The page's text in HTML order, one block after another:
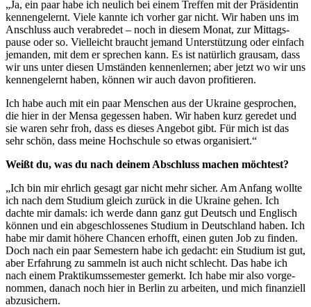
„Ja, ein paar habe ich neulich bei einem Treffen mit der Prä­si­dentin
ken­nen­ge­lernt. Viele kannte ich vorher gar nicht. Wir haben uns im
Anschluss auch ver­ab­redet – noch in diesem Monat, zur Mit­tags­
pause oder so. Viel­leicht braucht jemand Unter­stützung oder einfach
jemanden, mit dem er sprechen kann. Es ist natürlich grausam, dass
wir uns unter diesen Umständen ken­nen­lernen; aber jetzt wo wir uns
ken­nen­ge­lernt haben, können wir auch davon profitieren.
Ich habe auch mit ein paar Men­schen aus der Ukraine gesprochen,
die hier in der Mensa gegessen haben. Wir haben kurz geredet und
sie waren sehr froh, dass es dieses Angebot gibt. Für mich ist das
sehr schön, dass meine Hoch­schule so etwas organisiert.“
Weißt du, was du nach deinem Abschluss machen möchtest?
„Ich bin mir ehrlich gesagt gar nicht mehr sicher. Am Anfang wollte
ich nach dem Studium gleich zurück in die Ukraine gehen. Ich
dachte mir damals: ich werde dann ganz gut Deutsch und Eng­lisch
können und ein abge­schlos­senes Studium in Deutschland haben. Ich
habe mir damit höhere Chancen erhofft, einen guten Job zu finden.
Doch nach ein paar Semestern habe ich gedacht: ein Studium ist gut,
aber Erfahrung zu sammeln ist auch nicht schlecht. Das habe ich
nach einem Prak­ti­kums­se­mester gemerkt. Ich habe mir also vor­ge­
nommen, danach noch hier in Berlin zu arbeiten, und mich finan­ziell
abzusichern.